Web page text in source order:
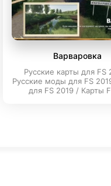
Варваровка
Русские карты для FS
Русские моды для FS
для FS 2019 / Карты